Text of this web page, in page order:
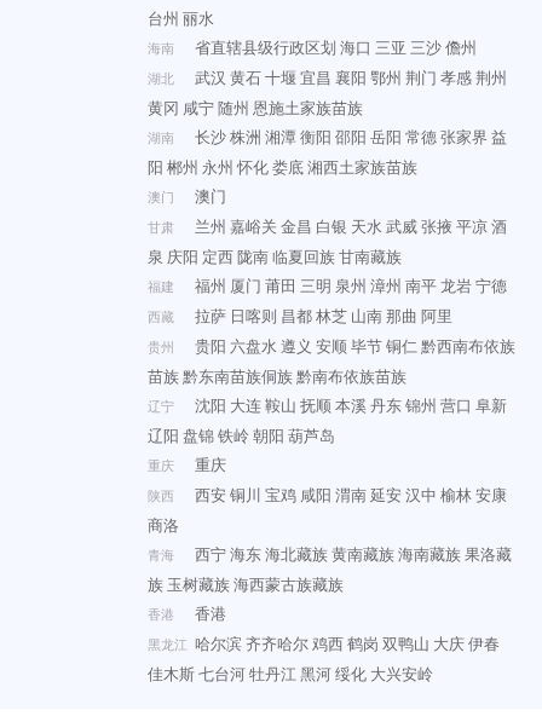
台州 丽水
海南 省直辖县级行政区划 海口 三亚 三沙儋州
湖北 武汉 黄石十堰 宜昌 襄阳 鄂州 荆门 孝感荆州
黄冈 咸宁随州 恩施土家族苗族
湖南 长沙株洲 湘潭衡阳 邵阳 岳阳 常德张家界 益
阳 郴州 永州 怀化娄底湘西土家族苗族
澳门 澳门
甘肃 兰州 嘉峪关 金昌 白银 天水武威张掖平凉酒
泉 庆阳 定西陇南临夏回族甘南藏族
福建 福州 厦门 莆田 三明 泉州 漳州 南平龙岩宁德
西藏 拉萨 日喀则 昌都林芝 山南那曲 阿里
贵州 贵阳 六盘水遵义 安顺毕节铜仁黔西南布依族
苗族黔东南苗族侗族黔南布依族苗族
辽宁 沈阳 大连鞍山 抚顺本溪丹东锦州 营口 阜新
辽阳 盘锦铁岭朝阳 葫芦岛
重庆 重庆
陕西 西安铜川 宝鸡 咸阳 渭南延安汉中 榆林安康
商洛
青海 西宁海东海北藏族黄南藏族海南藏族果洛藏
族 玉树藏族海西蒙古族藏族
香港 香港
黑龙江 哈尔滨齐齐哈尔鸡西鹤岗 双鸭山 大庆伊春
佳木斯七台河牡丹江黑河绥化 大兴安岭